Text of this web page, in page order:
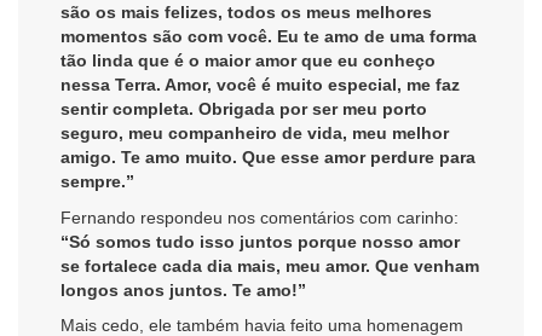
são os mais felizes, todos os meus melhores
momentos são com você. Eu te amo de uma forma
tão linda que é o maior amor que eu conheço
nessa Terra. Amor, você é muito especial, me faz
sentir completa. Obrigada por ser meu porto
seguro, meu companheiro de vida, meu melhor
amigo. Te amo muito. Que esse amor perdure para
sempre.”
Fernando respondeu nos comentários com carinho:
“Só somos tudo isso juntos porque nosso amor
se fortalece cada dia mais, meu amor. Que venham
longos anos juntos. Te amo!”
Mais cedo, ele também havia feito uma homenagem